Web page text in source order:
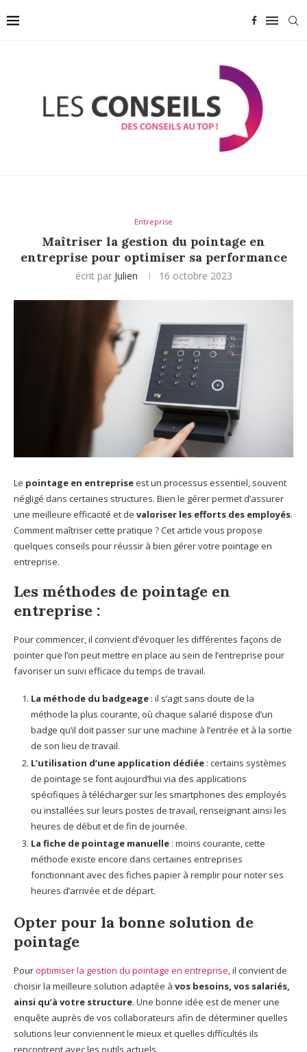
Entreprise
Maîtriser la gestion du pointage en
entreprise pour optimiser sa performance
écrit par Julien 16 octobre 2023
Le pointage en entrepriseest un processus essentiel, souvent
négligé dans certaines structures. Bien le gérer permet d’assurer
une meilleure efficacité et de valoriser les efforts des employés.
Comment maîtriser cette pratique ? Cet article vous propose
quelques conseils pour réussir à bien gérer votre pointage en
entreprise.
Les méthodes de pointage en
entreprise :
Pour commencer, il convient d’évoquer les différentes façons de
pointer que l’on peut mettre en place au sein de l’entreprise pour
favoriser un suivi efficace du temps de travail.
La méthode du badgeage : il s’agit sans doute de la
méthode la plus courante, où chaque salarié dispose d’un
badge qu’il doit passer sur une machine à l’entrée et à la sortie
de son lieu de travail.
L’utilisation d’une application dédiée : certains systèmes
de pointage se font aujourd’hui via des applications
spécifiques à télécharger sur les smartphones des employés
ou installées sur leurs postes de travail, renseignant ainsi les
heures de début et de fin de journée.
La fiche de pointage manuelle : moins courante, cette
méthode existe encore dans certaines entreprises
fonctionnant avec des fiches papier à remplir pour noter ses
heures d’arrivée et de départ.
Opter pour la bonne solution de
pointage
Pouroptimiser la gestion du pointage en entreprise, il convient de
choisir la meilleure solution adaptée à vos besoins, vos salariés,
ainsi qu’à votre structure. Une bonne idée est de mener une
enquête auprès de vos collaborateurs afin de déterminer quelles
solutions leur conviennent le mieux et quelles difficultés ils
rencontrent avec les outils actuels.